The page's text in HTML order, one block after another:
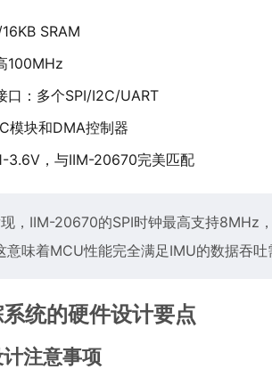
SRAM
100MHz
口：多个SPI/I2C/UART
模块和DMA控制器
3.6V，与IIM-20670完美匹配
，IIM-20670的SPI时钟最高支持8MHz
味着MCU性能完全满足IMU的数据吞吐
统的硬件设计要点
注意事项